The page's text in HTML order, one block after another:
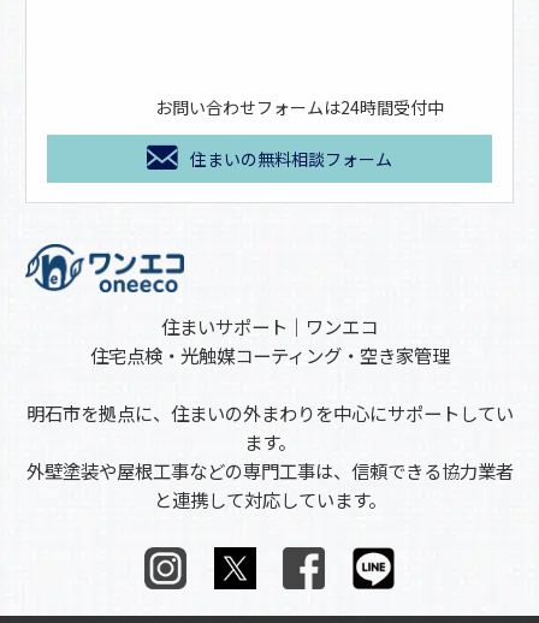
お問い合わせフォームは24時間受付中
住まいの無料相談フォーム
住まいサポート｜ワンエコ
住宅点検・光触媒コーティング・空き家管理
明石市を拠点に、住まいの外まわりを中心にサポートしてい
ます。
外壁塗装や屋根工事などの専門工事は、信頼できる協力業者
と連携して対応しています。